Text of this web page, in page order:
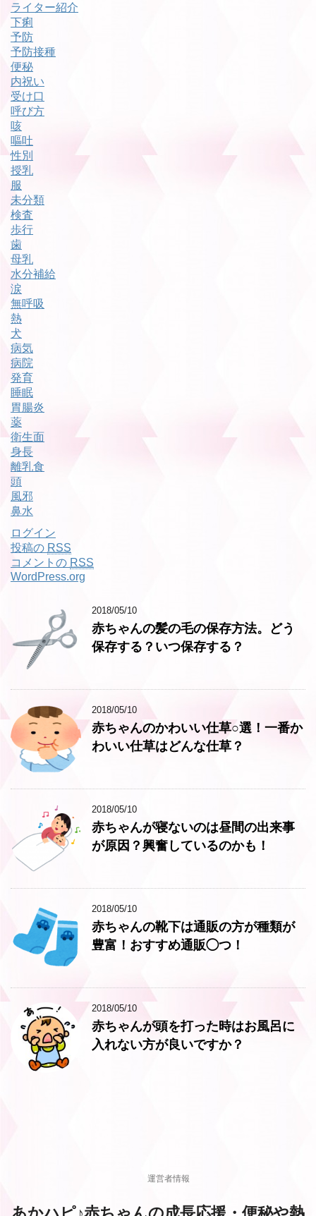
ライター紹介
下痢
予防
予防接種
便秘
内祝い
受け口
呼び方
咳
嘔吐
性別
授乳
服
未分類
検査
歩行
歯
母乳
水分補給
涙
無呼吸
熱
犬
病気
病院
発育
睡眠
胃腸炎
薬
衛生面
身長
離乳食
頭
風邪
鼻水
ログイン
投稿の RSS
コメントの RSS
WordPress.org
2018/05/10
赤ちゃんの髪の毛の保存方法。どう
保存する？いつ保存する？
2018/05/10
赤ちゃんのかわいい仕草○選！一番か
わいい仕草はどんな仕草？
2018/05/10
赤ちゃんが寝ないのは昼間の出来事
が原因？興奮しているのかも！
2018/05/10
赤ちゃんの靴下は通販の方が種類が
豊富！おすすめ通販◯つ！
2018/05/10
赤ちゃんが頭を打った時はお風呂に
入れない方が良いですか？
運営者情報